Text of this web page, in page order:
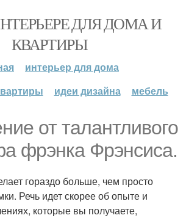
ДЛЯ ДОМА И
КВАРТИРЫ
интерьер для дома
идеи дизайна мебель
от талантливого
фрэнка Фрэнсиса.
гораздо больше, чем просто
Речь идет скорее об опыте и
которые вы получаете,